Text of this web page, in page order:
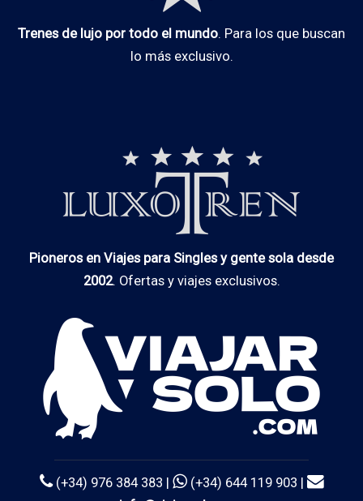
Trenes de lujo por todo el mundo. Para los que buscan
lo más exclusivo.
Pioneros en Viajes para Singles y gente sola desde
2002. Ofertas y viajes exclusivos.
(+34) 976 384 383 |
(+34) 644 119 903 |